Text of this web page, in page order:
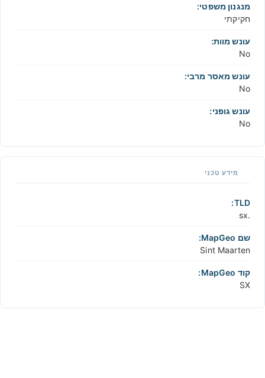
מנגנון משפטי:
חקיקתי
עונש מוות:
No
עונש מאסר מרבי:
No
עונש גופני:
No
מידע טכני
TLD:
.sx
שם MapGeo:
Sint Maarten
קוד MapGeo:
SX